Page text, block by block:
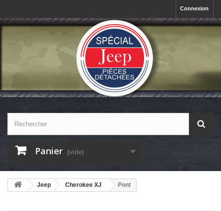
Connexion
Panier (vide)
Jeep Cherokee XJ Pont